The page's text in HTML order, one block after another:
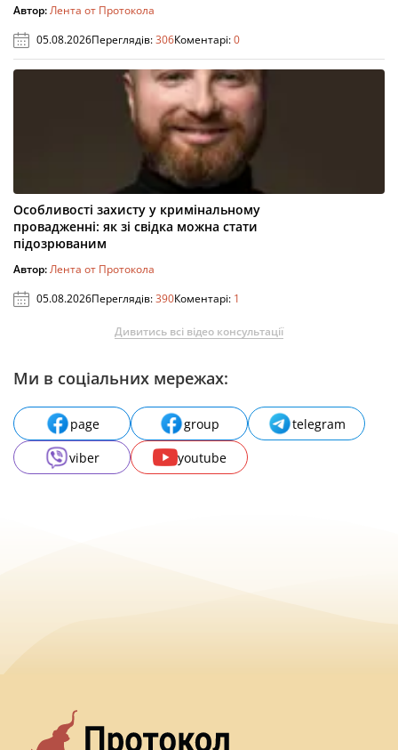
Автор:Лента от Протокола
05.08.2026Переглядів:306Коментарі:0
Особливості захисту у кримінальному
провадженні: як зі свідка можна стати
підозрюваним
Автор:Лента от Протокола
05.08.2026Переглядів:390Коментарі: 1
Дивитись всі відео консультації
Ми в соціальних мережах:
page group
telegram
viber
youtube